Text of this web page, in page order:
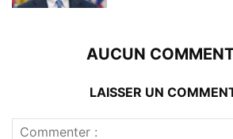
AUCUN
LAISSER UN